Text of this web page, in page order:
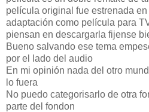
película original fue estrenada
adaptación como película para
piensan en descargarla fijense
Bueno salvando ese tema
por el lado del audio
En mi opinión nada del otro
lo fuera
No puedo categorisarlo de otra
parte del fondon